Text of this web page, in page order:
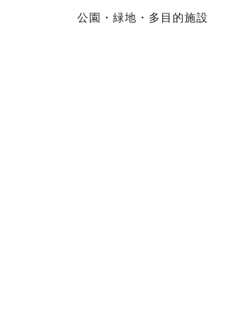
公園・緑地・多目的施設